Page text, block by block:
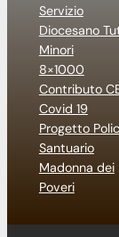
Servizio
Diocesano
Minori
8×1000
Contributo
Covid 19
Progetto
Santuario
Madonna dei
Poveri